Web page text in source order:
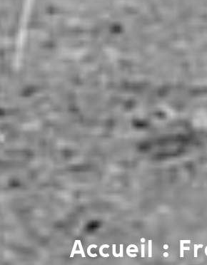
Accueil :